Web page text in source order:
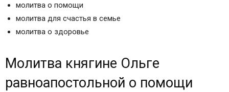
молитва о помощи
молитва для счастья в семье
молитва о здоровье
Молитва княгине Ольге
равноапостольной о помощи